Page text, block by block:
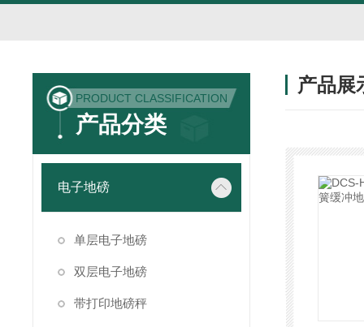
PRODUCT CLASSIFICATION
产品分类
电子地磅
单层电子地磅
双层电子地磅
带打印地磅秤
产品展